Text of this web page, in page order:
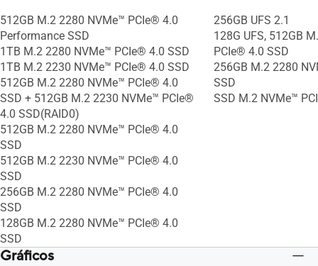
512GB M.2 2280 NVMe™ PCIe® 4.0
Performance SSD
1TB M.2 2280 NVMe™ PCIe® 4.0 SSD
1TB M.2 2230 NVMe™ PCIe® 4.0 SSD
512GB M.2 2280 NVMe™ PCIe® 4.0
SSD + 512GB M.2 2230 NVMe™ PCIe®
4.0 SSD(RAID0)
512GB M.2 2280 NVMe™ PCIe® 4.0
SSD
512GB M.2 2230 NVMe™ PCIe® 4.0
SSD
256GB M.2 2280 NVMe™ PCIe® 4.0
SSD
128GB M.2 2280 NVMe™ PCIe® 4.0
SSD
256GB UFS 2.1
128G UFS, 512GB
PCIe® 4.0 SSD
256GB M.2 2280
SSD
SSD M.2 NVMe™
Gráficos